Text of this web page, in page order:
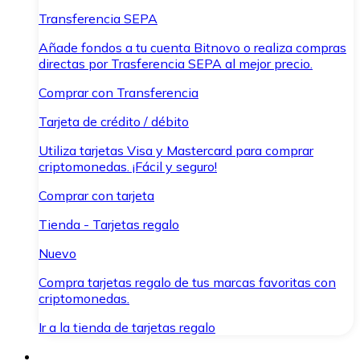
Transferencia SEPA
Añade fondos a tu cuenta Bitnovo o realiza compras
directas por Trasferencia SEPA al mejor precio.
Comprar con Transferencia
Tarjeta de crédito / débito
Utiliza tarjetas Visa y Mastercard para comprar
criptomonedas. ¡Fácil y seguro!
Comprar con tarjeta
Tienda - Tarjetas regalo
Nuevo
Compra tarjetas regalo de tus marcas favoritas con
criptomonedas.
Ir a la tienda de tarjetas regalo